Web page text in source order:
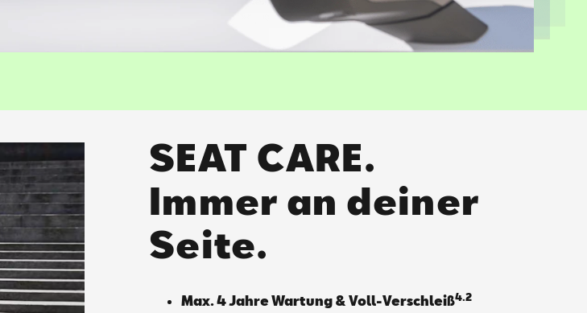
SEAT CARE.
Immer an deiner
Seite.
Max. 4 Jah­re War­tung & Voll-Ver­schleiß4.2